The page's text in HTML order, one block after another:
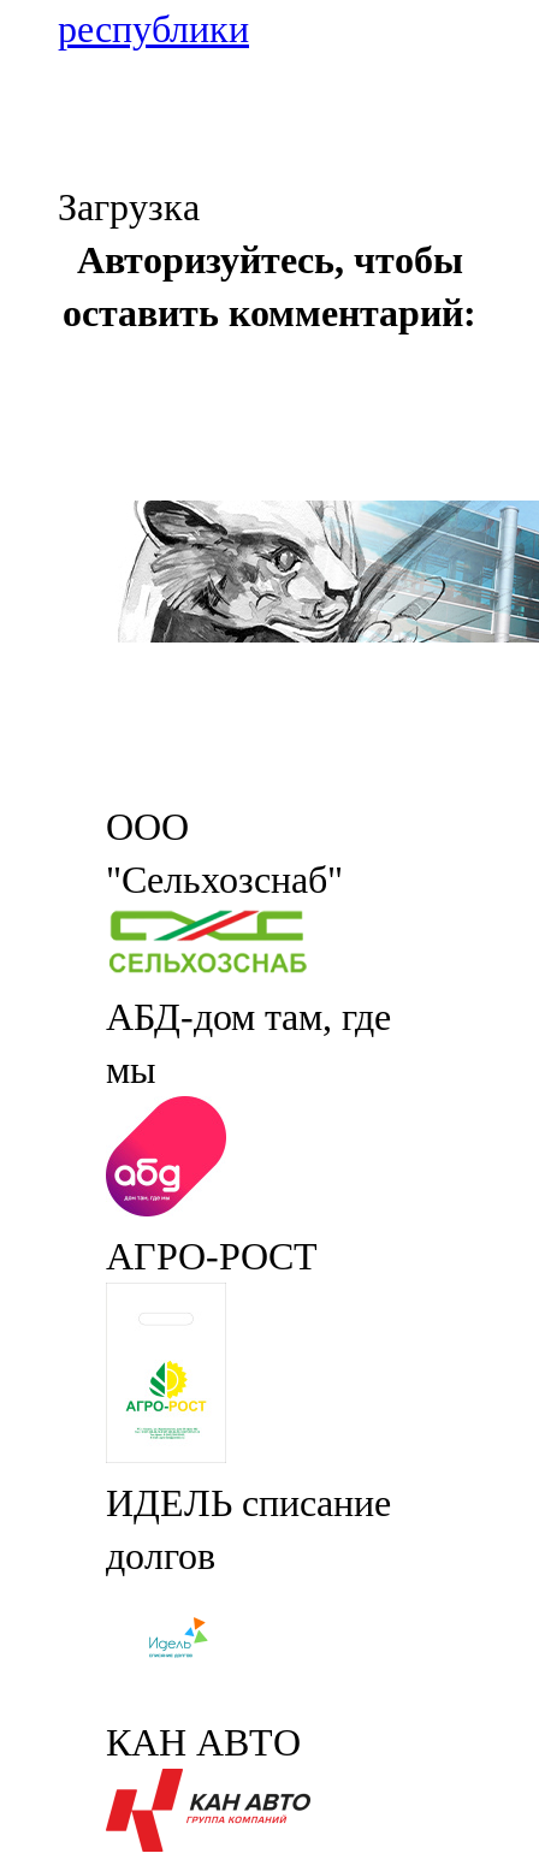
республики
Загрузка
Авторизуйтесь, чтобы
оставить комментарий:
ООО
"Сельхозснаб"
АБД-дом там, где
мы
АГРО-РОСТ
ИДЕЛЬ списание
долгов
КАН АВТО